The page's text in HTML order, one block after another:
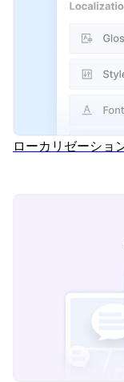
ローカリゼーショ